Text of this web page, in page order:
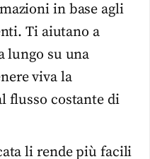
in base agli
Ti aiutano a
lungo su una
viva la
flusso costante di
li rende più facili